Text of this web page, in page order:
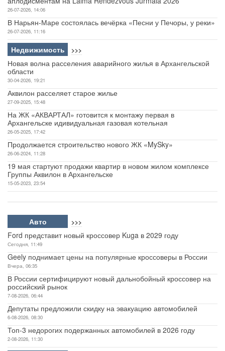
26-07-2026, 14:06
В Нарьян-Маре состоялась вечёрка «Песни у Печоры, у реки»
26-07-2026, 11:16
Недвижимость >>>
Новая волна расселения аварийного жилья в Архангельской
области
30-04-2026, 19:21
Аквилон расселяет старое жилье
27-09-2025, 15:48
На ЖК «АКВАРТАЛ» готовится к монтажу первая в
Архангельске идивидуальная газовая котельная
26-05-2025, 17:42
Продолжается строительство нового ЖК «MySky»
26-06-2024, 11:28
19 мая стартуют продажи квартир в новом жилом комплексе
Группы Аквилон в Архангельске
15-05-2023, 23:54
Авто >>>
Ford представит новый кроссовер Kuga в 2029 году
Сегодня, 11:49
Geely поднимает цены на популярные кроссоверы в России
Вчера, 06:35
В России сертифицируют новый дальнобойный кроссовер на
российский рынок
7-08-2026, 06:44
Депутаты предложили скидку на эвакуацию автомобилей
6-08-2026, 08:30
Топ-3 недорогих подержанных автомобилей в 2026 году
2-08-2026, 11:30